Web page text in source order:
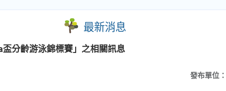
最新消息
盃分齡游泳錦標賽」之相關訊息
發布單位：